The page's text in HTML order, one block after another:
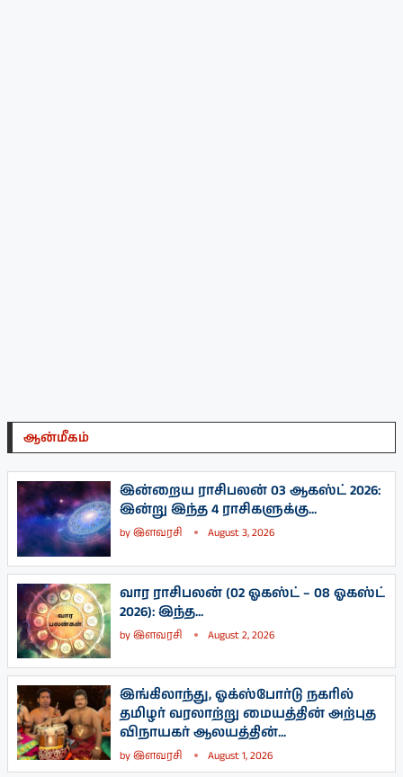
ஆன்மீகம்
இன்றைய ராசிபலன் 03 ஆகஸ்ட் 2026:
இன்று இந்த 4 ராசிகளுக்கு...
byஇளவரசி August 3, 2026
வார ராசிபலன் (02 ஓகஸ்ட் – 08 ஓகஸ்ட்
2026): இந்த...
byஇளவரசி August 2, 2026
இங்கிலாந்து, ஓக்ஸ்போர்டு நகரில்
தமிழர் வரலாற்று மையத்தின் அற்புத
விநாயகர் ஆலயத்தின்...
byஇளவரசி August 1, 2026